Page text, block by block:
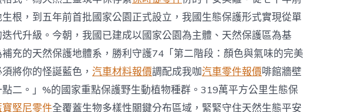
的
漂
亮
家
園〉
中
根，到五年前首批國家公園正式設立，我國生態保護形式實現從單
代升級。今朝，我國已建成以國家公園為主體、天然保護區為基
充的天然保護地體系，勝利守護74「第二階段：顏色與氣味的完美
將你的怪誕藍色， 汽車材料報價調配成我咖汽車零件報價啡館牆壁
二。」%的國家重點保護野生動植物種群。319萬平方公里生態保
堅尼零件全覆蓋生物多樣性關鍵分布區域，緊緊守住天然生態平安